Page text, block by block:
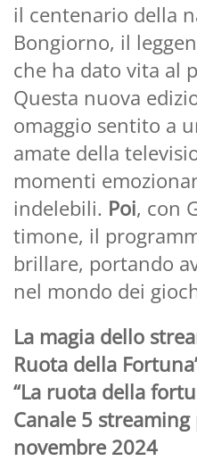
il centenario della
Bongiorno, il
che ha dato vita al
Questa nuova
omaggio sentito a
amate della
momenti
indelebili. Poi, con
timone, il
brillare, portando
nel mondo dei
La magia dello
Ruota della
“La ruota della
Canale 5
novembre 2024